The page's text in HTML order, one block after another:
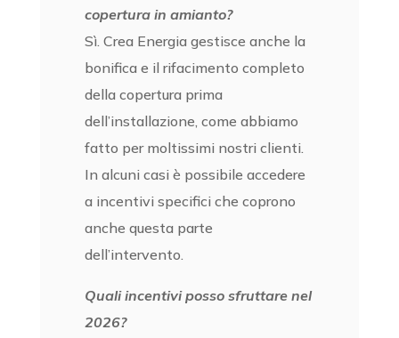
copertura in amianto?
Sì. Crea Energia gestisce anche la
bonifica e il rifacimento completo
della copertura prima
dell’installazione, come abbiamo
fatto per moltissimi nostri clienti.
In alcuni casi è possibile accedere
a incentivi specifici che coprono
anche questa parte
dell’intervento.
Quali incentivi posso sfruttare nel
2026?